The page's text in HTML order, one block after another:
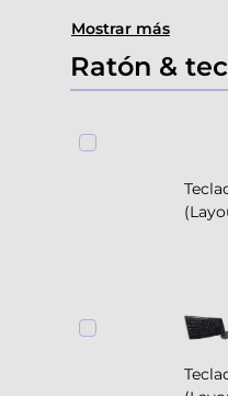
Mostrar más
Ratón &